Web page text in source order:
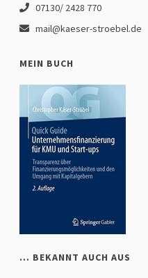
07130/ 2428 770
mail@kaeser-stroebel.de
MEIN BUCH
… BEKANNT AUCH AUS